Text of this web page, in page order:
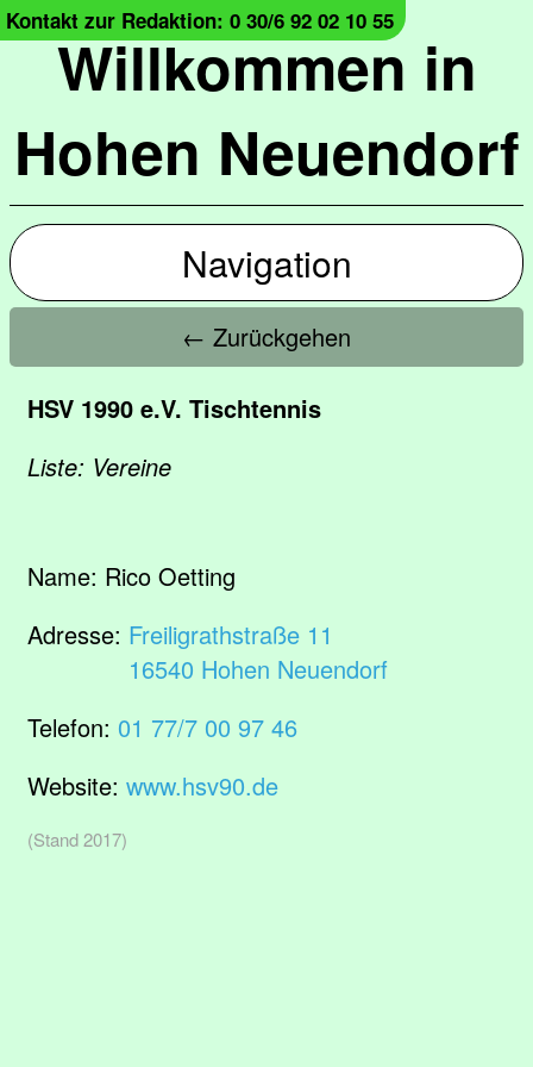
Willkommen in
Hohen Neuendorf
Kontakt zur Redaktion: 0 30/6 92 02 10 55
Navigation
← Zurückgehen
HSV 1990 e.V. Tischtennis
Liste: Vereine
Name: Rico Oetting
Adresse: Freiligrathstraße 11
16540 Hohen Neuendorf
Telefon: 01 77/7 00 97 46
Website: www.hsv90.de
(Stand 2017)